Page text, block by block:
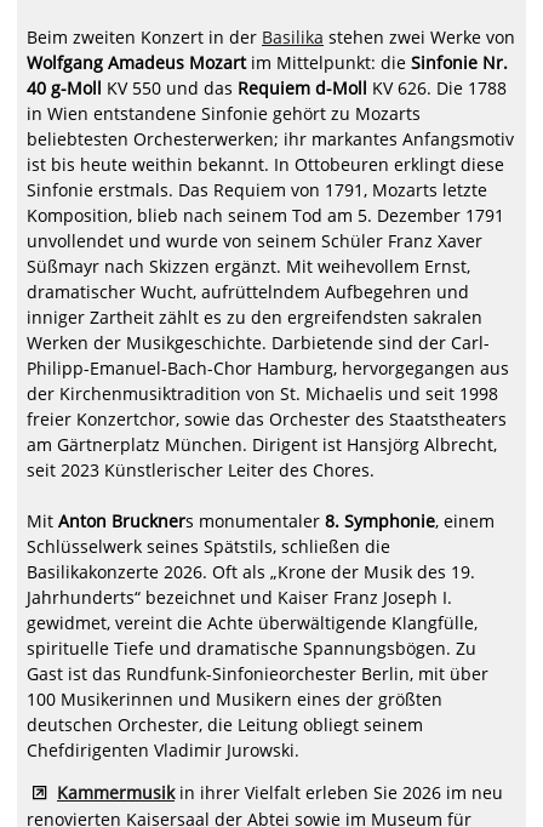
Beim zweiten Konzert in der Basilika stehen zwei Werke von
Wolfgang Amadeus Mozartim Mittelpunkt: die Sinfonie Nr.
40 g-Moll KV 550 und das Requiem d-Moll KV 626. Die 1788
in Wien entstandene Sinfonie gehört zu Mozarts
beliebtesten Orchesterwerken; ihr markantes Anfangsmotiv
ist bis heute weithin bekannt. In Ottobeuren erklingt diese
Sinfonie erstmals. Das Requiem von 1791, Mozarts letzte
Komposition, blieb nach seinem Tod am 5. Dezember 1791
unvollendet und wurde von seinem Schüler Franz Xaver
Süßmayr nach Skizzen ergänzt. Mit weihevollem Ernst,
dramatischer Wucht, aufrüttelndem Aufbegehren und
inniger Zartheit zählt es zu den ergreifendsten sakralen
Werken der Musikgeschichte. Darbietende sind der Carl-
Philipp-Emanuel-Bach-Chor Hamburg, hervorgegangen aus
der Kirchenmusiktradition von St. Michaelis und seit 1998
freier Konzertchor, sowie das Orchester des Staatstheaters
am Gärtnerplatz München. Dirigent ist Hansjörg Albrecht,
seit 2023 Künstlerischer Leiter des Chores.
Mit Anton Bruckners monumentaler 8. Symphonie, einem
Schlüsselwerk seines Spätstils, schließen die
Basilikakonzerte 2026. Oft als „Krone der Musik des 19.
Jahrhunderts“ bezeichnet und Kaiser Franz Joseph I.
gewidmet, vereint die Achte überwältigende Klangfülle,
spirituelle Tiefe und dramatische Spannungsbögen. Zu
Gast ist das Rundfunk-Sinfonieorchester Berlin, mit über
100 Musikerinnen und Musikern eines der größten
deutschen Orchester, die Leitung obliegt seinem
Chefdirigenten Vladimir Jurowski.
Kammermusikin ihrer Vielfalt erleben Sie 2026 im neu
renovierten Kaisersaal der Abtei sowie im Museum für